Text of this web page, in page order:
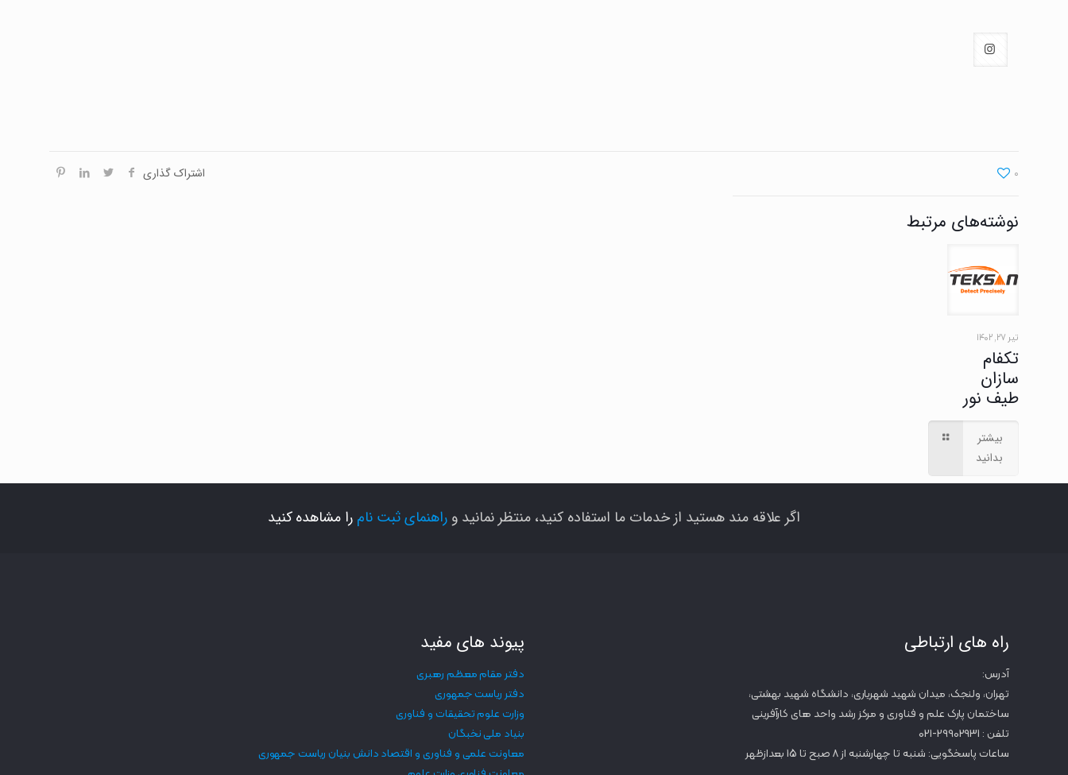
اشتراک گذاری 0
نوشته‌های مرتبط
تیر ۲۷, ۱۴۰۲
تکفام
سازان
طیف نور
بیشتر
بدانید
اگر علاقه مند هستید از خدمات ما استفاده کنید، منتظر نمانید و راهنمای ثبت نام را مشاهده کنید
راه های ارتباطی
آدرس:
تهران، ولنجک، میدان شهید شهریاری، دانشگاه شهید بهشتی،
ساختمان پارک علم و فناوری و مرکز رشد واحد های کارآفرینی
تلفن : 29902931-021
ساعات پاسخگویی: شنبه تا چهارشنبه از 8 صبح تا 15 بعدازظهر
پیوند های مفید
دفتر مقام معظم رهبری
دفتر ریاست جمهوری
وزارت علوم تحقیقات و فناوری
بنیاد ملی نخبگان
معاونت علمی و فناوری و اقتصاد دانش بنیان ریاست جمهوری